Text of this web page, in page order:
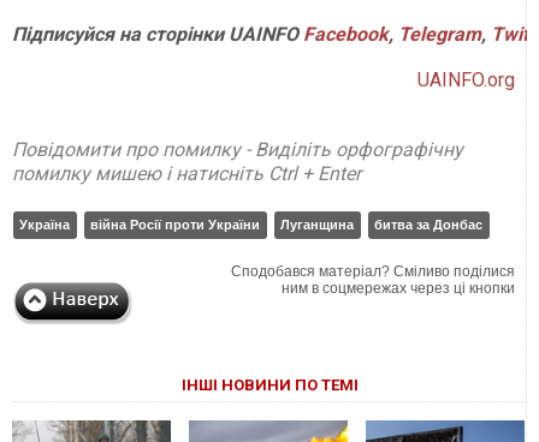
Підписуйся на сторінки UAINFO Facebook, Telegram,
UAINFO.org
Повідомити про помилку - Виділіть орфографічну
помилку мишею і натисніть Ctrl + Enter
Україна війна Росії проти України Луганщина битва за Донбас
Сподобався матеріал? Сміливо поділися
ним в соцмережах через ці кнопки
ІНШІ НОВИНИ ПО ТЕМІ